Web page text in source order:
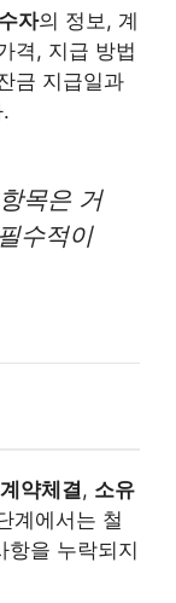
자의 정보, 계
격, 지급 방법
금 지급일과
목은 거
수적이
계약체결, 소유
계에서는 철
항을 누락되지